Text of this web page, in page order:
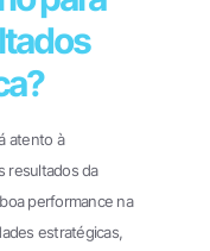
atento à
resultados da
performance na
estratégicas,